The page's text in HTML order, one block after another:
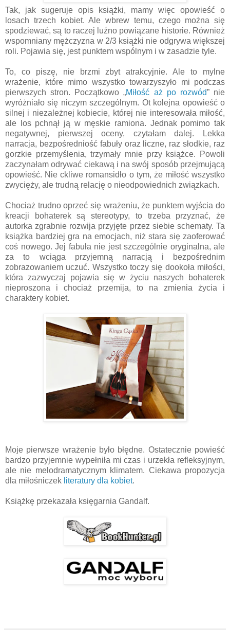
Tak, jak sugeruje opis książki, mamy więc opowieść o
losach trzech kobiet. Ale wbrew temu, czego można się
spodziewać, są to raczej luźno powiązane historie. Również
wspomniany mężczyzna w 2/3 książki nie odgrywa większej
roli. Pojawia się, jest punktem wspólnym i w zasadzie tyle.
To, co piszę, nie brzmi zbyt atrakcyjnie. Ale to mylne
wrażenie, które mimo wszystko towarzyszyło mi podczas
pierwszych stron. Początkowo „Miłość aż po rozwód” nie
wyróżniało się niczym szczególnym. Ot kolejna opowieść o
silnej i niezależnej kobiecie, której nie interesowała miłość,
ale los pchnął ją w męskie ramiona. Jednak pomimo tak
negatywnej, pierwszej oceny, czytałam dalej. Lekka
narracja, bezpośredniość fabuły oraz liczne, raz słodkie, raz
gorzkie przemyślenia, trzymały mnie przy książce. Powoli
zaczynałam odrywać ciekawą i na swój sposób przejmującą
opowieść. Nie ckliwe romansidło o tym, że miłość wszystko
zwycięży, ale trudną relację o nieodpowiednich związkach.
Chociaż trudno oprzeć się wrażeniu, że punktem wyjścia do
kreacji bohaterek są stereotypy, to trzeba przyznać, że
autorka zgrabnie rozwija przyjęte przez siebie schematy. Ta
książka bardziej gra na emocjach, niż stara się zaoferować
coś nowego. Jej fabuła nie jest szczególnie oryginalna, ale
za to wciąga przyjemną narracją i bezpośrednim
zobrazowaniem uczuć. Wszystko toczy się dookoła miłości,
która zazwyczaj pojawia się w życiu naszych bohaterek
nieproszona i chociaż przemija, to na zmienia życia i
charaktery kobiet.
Moje pierwsze wrażenie było błędne. Ostatecznie powieść
bardzo przyjemnie wypełniła mi czas i urzekła refleksyjnym,
ale nie melodramatycznym klimatem. Ciekawa propozycja
dla miłośniczek literatury dla kobiet.
Książkę przekazała księgarnia Gandalf.